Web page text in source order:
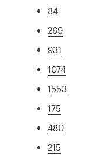
84
269
931
1074
1553
175
480
215